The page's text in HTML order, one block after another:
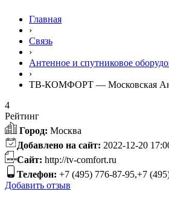
Главная
›
Связь
›
Антенное и спутниковое
›
ТВ-КОМФОРТ — Московская
4
Рейтинг
Город: Москва
Добавлено на сайт: 2022-12-20
Сайт: http://tv-comfort.ru
Телефон: +7 (495) 776-87-95,+7
Добавить отзыв